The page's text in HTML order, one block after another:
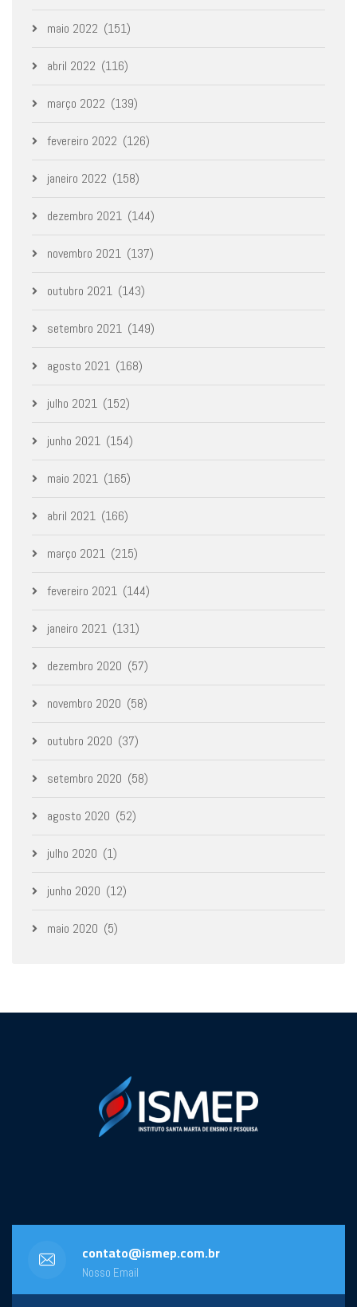
maio 2022 (151)
abril 2022 (116)
março 2022 (139)
fevereiro 2022 (126)
janeiro 2022 (158)
dezembro 2021 (144)
novembro 2021 (137)
outubro 2021 (143)
setembro 2021 (149)
agosto 2021 (168)
julho 2021 (152)
junho 2021 (154)
maio 2021 (165)
abril 2021 (166)
março 2021 (215)
fevereiro 2021 (144)
janeiro 2021 (131)
dezembro 2020 (57)
novembro 2020 (58)
outubro 2020 (37)
setembro 2020 (58)
agosto 2020 (52)
julho 2020 (1)
junho 2020 (12)
maio 2020 (5)
contato@ismep.com.br
Nosso Email